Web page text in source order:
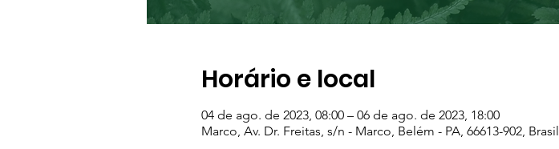
Horário e local
04 de ago. de 2023, 08:00 – 06 de ago. de 2023, 18:00
Marco, Av. Dr. Freitas, s/n - Marco, Belém - PA, 66613-902, Brasil